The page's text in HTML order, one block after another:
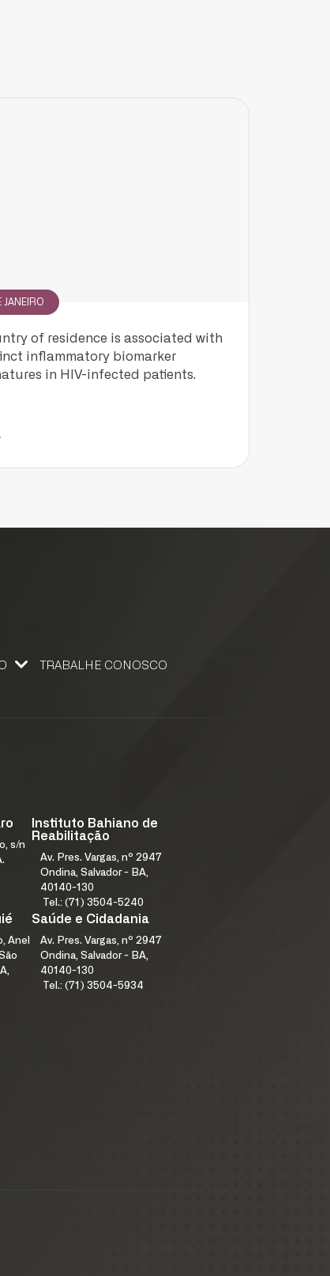
JANEIRO
of residence is associated with
inflammatory biomarker
in HIV-infected patients.
TRABALHE CONOSCO
s/n
Instituto Bahiano de
Reabilitação
Av. Pres. Vargas, nº 2947
Ondina, Salvador - BA,
40140-130
Tel.: (71) 3504-5240
Anel
Saúde e Cidadania
Av. Pres. Vargas, nº 2947
Ondina, Salvador - BA,
40140-130
Tel.: (71) 3504-5934